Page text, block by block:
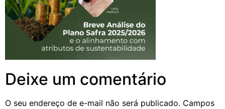
Deixe um comentário
O seu endereço de e-mail não será publicado. Campos